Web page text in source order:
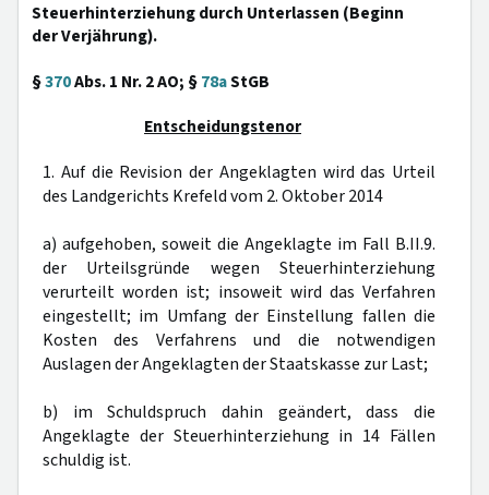
Steuerhinterziehung durch Unterlassen (Beginn
der Verjährung).
§370Abs. 1 Nr. 2 AO; §78aStGB
Entscheidungstenor
1. Auf die Revision der Angeklagten wird das Urteil
des Landgerichts Krefeld vom 2. Oktober 2014
a) aufgehoben, soweit die Angeklagte im Fall B.II.9.
der Urteilsgründe wegen Steuerhinterziehung
verurteilt worden ist; insoweit wird das Verfahren
eingestellt; im Umfang der Einstellung fallen die
Kosten des Verfahrens und die notwendigen
Auslagen der Angeklagten der Staatskasse zur Last;
b) im Schuldspruch dahin geändert, dass die
Angeklagte der Steuerhinterziehung in 14 Fällen
schuldig ist.